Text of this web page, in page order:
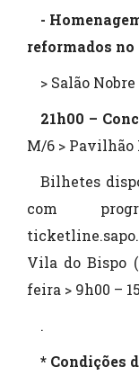
-
reformados no
> Salão
21h00 –
M/6 > Pavilhão
Bilhetes
com
Vila do Bispo
feira > 9h00 –
.
* Condições